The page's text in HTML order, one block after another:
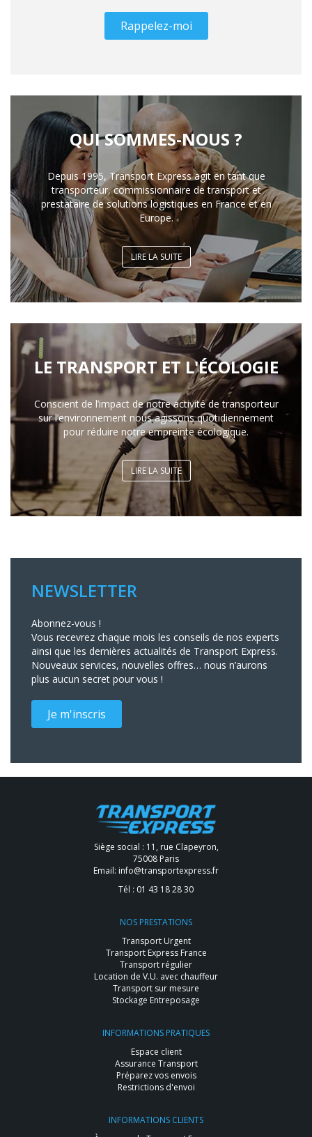
Rappelez-moi
QUI SOMMES-NOUS ?
Depuis 1995, Transport Express agit en tant que
transporteur, commissionnaire de transport et
prestataire de solutions logistiques en France et en
Europe.
LIRE LA SUITE
LE TRANSPORT ET L'ÉCOLOGIE
Conscient de l’impact de notre activité de transporteur
sur l’environnement nous agissons quotidiennement
pour réduire notre empreinte écologique.
LIRE LA SUITE
NEWSLETTER
Abonnez-vous !
Vous recevrez chaque mois les conseils de nos experts
ainsi que les dernières actualités de Transport Express.
Nouveaux services, nouvelles offres… nous n’aurons
plus aucun secret pour vous !
Je m'inscris
Siège social : 11, rue Clapeyron,
75008 Paris
Email: info@transportexpress.fr
Tél : 01 43 18 28 30
NOS PRESTATIONS
Transport Urgent
Transport Express France
Transport régulier
Location de V.U. avec chauffeur
Transport sur mesure
Stockage Entreposage
INFORMATIONS PRATIQUES
Espace client
Assurance Transport
Préparez vos envois
Restrictions d'envoi
INFORMATIONS CLIENTS